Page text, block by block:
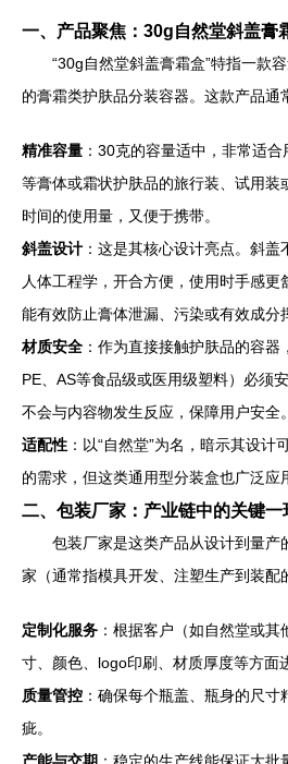
一、产品聚焦：30g自然堂斜盖膏
“30g自然堂斜盖膏霜盒”特指一款
的膏霜类护肤品分装容器。这款产品通
精准容量 ：30克的容量适中，非常适
等膏体或霜状护肤品的旅行装、试用装
时间的使用量，又便于携带。
斜盖设计 ：这是其核心设计亮点。斜
人体工程学，开合方便，使用时手感更
能有效防止膏体泄漏、污染或有效成分
材质安全 ：作为直接接触护肤品的容器
PE、AS等食品级或医用级塑料）必须
不会与内容物发生反应，保障用户安全。
适配性 ：以“自然堂”为名，暗示其设
的需求，但这类通用型分装盒也广泛应
二、包装厂家：产业链中的关键一
包装厂家是这类产品从设计到量产
家（通常指模具开发、注塑生产到装配
定制化服务 ：根据客户（如自然堂或
寸、颜色、logo印刷、材质厚度等方面
质量管控 ：确保每个瓶盖、瓶身的尺
疵。